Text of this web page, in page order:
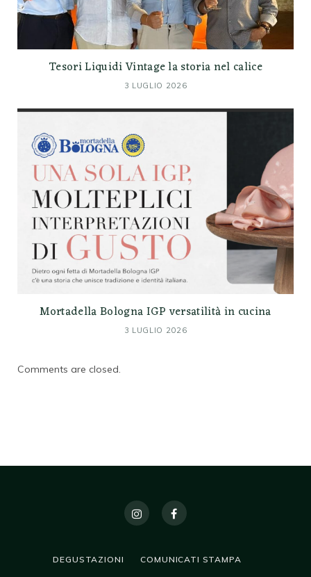
Tesori Liquidi Vintage la storia nel calice
3 LUGLIO 2026
Mortadella Bologna IGP versatilità in cucina
3 LUGLIO 2026
Comments are closed.
DEGUSTAZIONI COMUNICATI STAMPA